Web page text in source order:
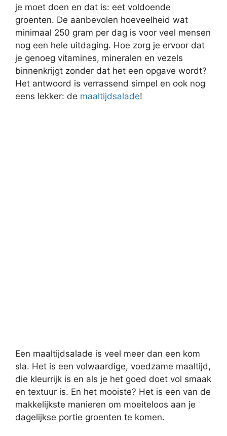
je moet doen en dat is: eet voldoende
groenten. De aanbevolen hoeveelheid wat
minimaal 250 gram per dag is voor veel mensen
nog een hele uitdaging. Hoe zorg je ervoor dat
je genoeg vitamines, mineralen en vezels
binnenkrijgt zonder dat het een opgave wordt?
Het antwoord is verrassend simpel en ook nog
eens lekker: de maaltijdsalade!
Een maaltijdsalade is veel meer dan een kom
sla. Het is een volwaardige, voedzame maaltijd,
die kleurrijk is en als je het goed doet vol smaak
en textuur is. En het mooiste? Het is een van de
makkelijkste manieren om moeiteloos aan je
dagelijkse portie groenten te komen.